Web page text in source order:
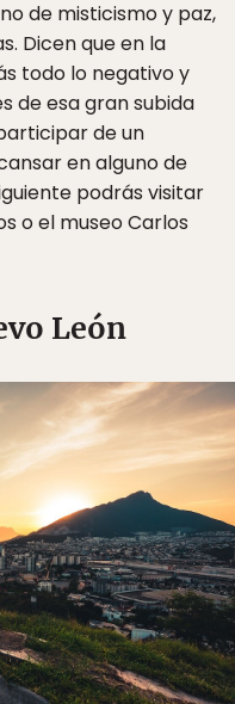
de misticismo y paz,
Dicen que en la
todo lo negativo y
de esa gran subida
de un
en alguno de
podrás visitar
o el museo Carlos
León